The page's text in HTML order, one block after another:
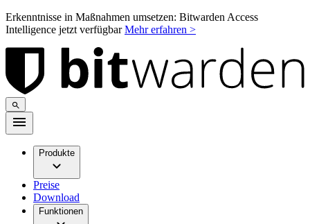
Erkenntnisse in Maßnahmen umsetzen: Bitwarden Access
Intelligence jetzt verfügbarMehr erfahren >
Produkte
Preise
Download
Funktionen